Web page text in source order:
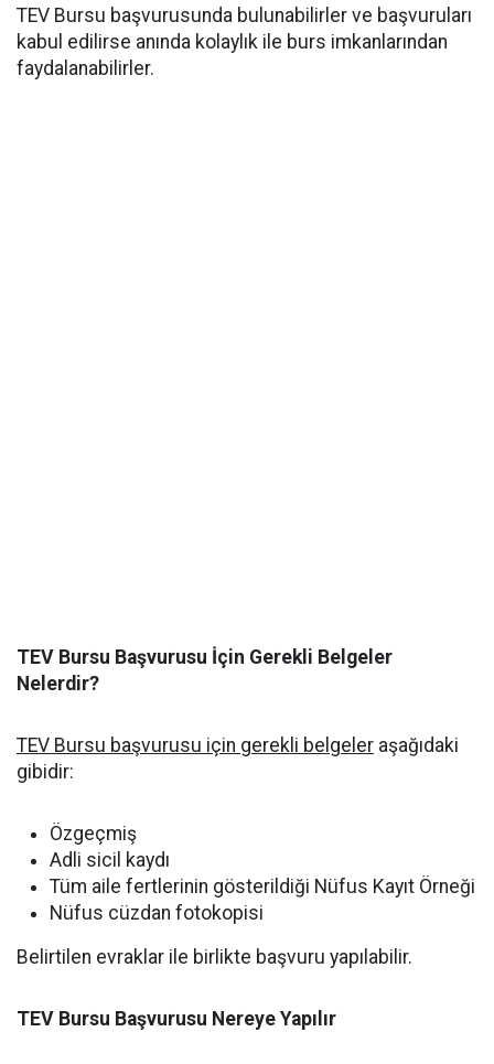
TEV Bursu başvurusunda bulunabilirler ve başvuruları
kabul edilirse anında kolaylık ile burs imkanlarından
faydalanabilirler.
TEV Bursu Başvurusu İçin Gerekli Belgeler
Nelerdir?
TEV Bursu başvurusu için gerekli belgeler aşağıdaki
gibidir:
Özgeçmiş
Adli sicil kaydı
Tüm aile fertlerinin gösterildiği Nüfus Kayıt Örneği
Nüfus cüzdan fotokopisi
Belirtilen evraklar ile birlikte başvuru yapılabilir.
TEV Bursu Başvurusu Nereye Yapılır